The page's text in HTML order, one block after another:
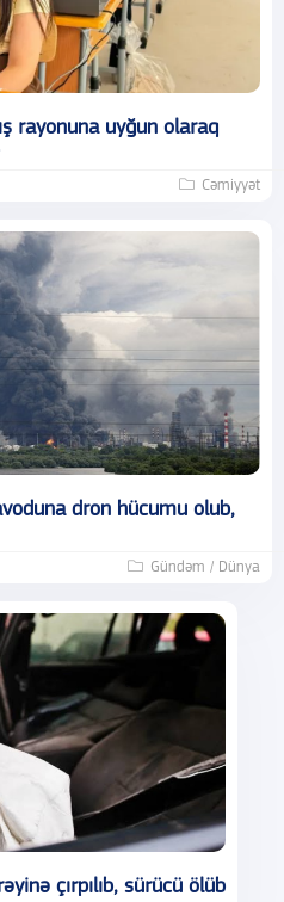
rayonuna uyğun olaraq
Cəmiyyət
dron hücumu olub,
Gündəm / Dünya
çırpılıb, sürücü ölüb